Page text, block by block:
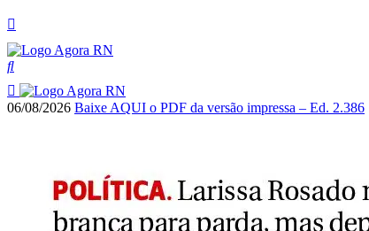
06/08/2026 Baixe AQUI o PDF da versão impressa – Ed. 2.386